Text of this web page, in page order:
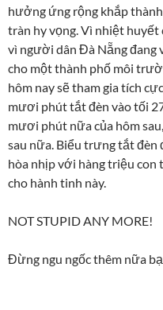
hưởng ứng rộng khắp
tràn hy vọng. Vì nhiệt huyết
vì người dân Đà Nẵng đang
cho một thành phố môi
hôm nay sẽ tham gia tích
mươi phút tắt đèn vào tối
mươi phút nữa của hôm
sau nữa. Biểu trưng tắt đèn
hòa nhịp với hàng triệu con
cho hành tinh này.
NOT STUPID ANY MORE!
Đừng ngu ngốc thêm nữa